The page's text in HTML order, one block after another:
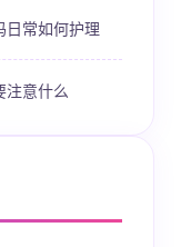
日常如何护理
注意什么